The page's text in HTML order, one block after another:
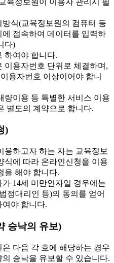
식(교육정보원의 컴퓨터 등
에 접속하여 데이터를 입력하
다)
하여야 합니다.
용자번호 단위로 체결하며,
용자번호 이상이어야 합니
이용 등 특별한 서비스 이용
별도의 계약으로 합니다.
)
하고자 하는 자는 교육정보
식에 따라 온라인신청을 이용
을 해야 합니다.
14세 미만인자일 경우에는
정대리인 등)의 동의를 얻어
여야 합니다.
승낙의 유보)
다음 각 호에 해당하는 경우
의 승낙을 유보할 수 있습니다.